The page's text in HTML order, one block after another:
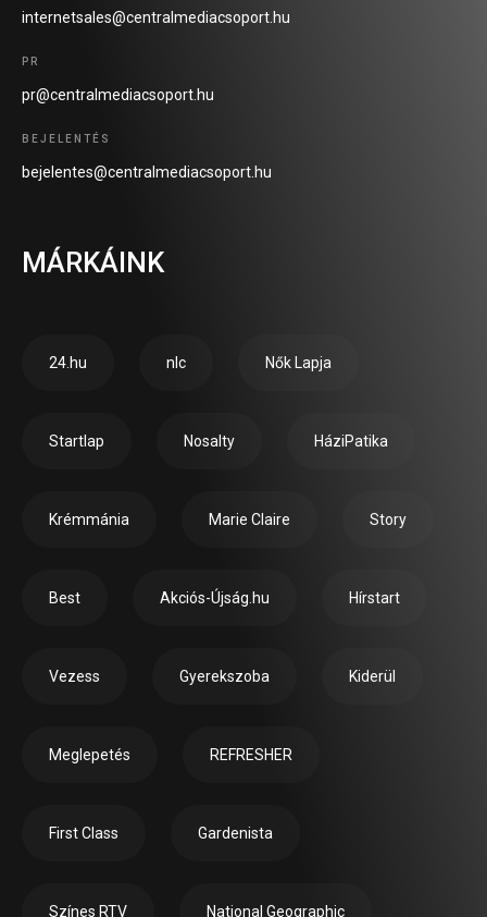
internetsales@centralmediacsoport.hu
PR
pr@centralmediacsoport.hu
BEJELENTÉS
bejelentes@centralmediacsoport.hu
MÁRKÁINK
24.hu nlc Nők Lapja
Startlap Nosalty HáziPatika
Krémmánia Marie Claire Story
Best Akciós-Újság.hu Hírstart
Vezess Gyerekszoba Kiderül
Meglepetés REFRESHER
First Class Gardenista
Színes RTV National Geographic